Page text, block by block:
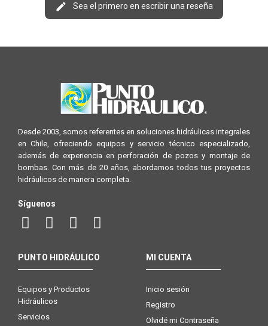
Sea el primero en escribir una reseña
Desde 2003, somos referentes en soluciones hidráulicas integrales
en Chile, ofreciendo equipos y servicio técnico especializado,
además de experiencia en perforación de pozos y montaje de
bombas. Con más de 20 años, abordamos todos tus proyectos
hidráulicos de manera completa.
Síguenos
PUNTO HIDRÁULICO
Equipos y Productos
Hidráulicos
Servicios
MI CUENTA
Inicio sesión
Registro
Olvidé mi Contraseña